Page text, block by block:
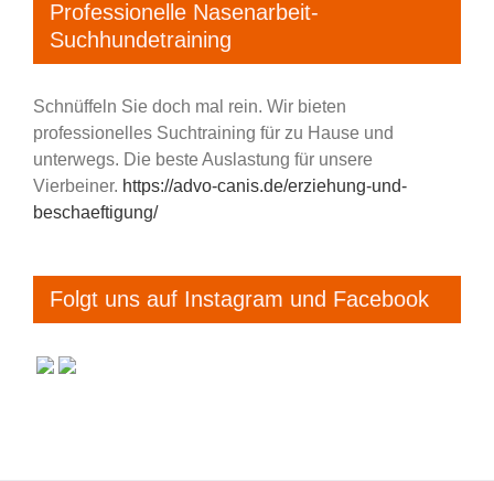
Professionelle Nasenarbeit-
Suchhundetraining
Schnüffeln Sie doch mal rein. Wir bieten
professionelles Suchtraining für zu Hause und
unterwegs. Die beste Auslastung für unsere
Vierbeiner. https://advo-canis.de/erziehung-und-
beschaeftigung/
Folgt uns auf Instagram und Facebook